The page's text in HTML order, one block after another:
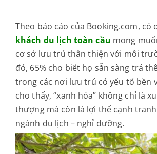
Theo báo cáo của Booking.com, có
khách du lịch toàn cầu mong
cơ sở lưu trú thân thiện với môi
đó, 65% cho biết họ sẵn sàng trả
trong các nơi lưu trú có yếu tố bền
cho thấy, “xanh hóa” không chỉ là
thượng mà còn là lợi thế cạnh
ngành du lịch – nghỉ dưỡng.